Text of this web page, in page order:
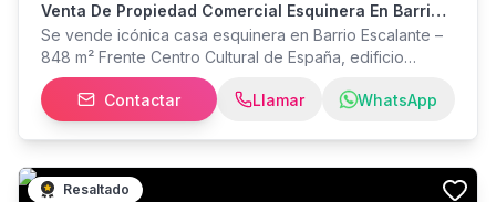
Venta De Propiedad Comercial Esquinera En Barrio
Escalante – 848 M² - Dos Frentes A Calle Pública
Se vende icónica casa esquinera en Barrio Escalante –
848 m² Frente Centro Cultural de España, edificio
DOMA. Propiedad comercial ubicada en el corazón de
Barrio Escalante, una de las zonas gastronómicas y
culturales más dinámicas de San José. El inmueble se
encuentra frente al Centro Cultural de España y a pocos
pasos del Parque Francia, rodeado de restaurantes,
cafés, galerías y comercios que han consolidado a
Contactar Llamar WhatsApp
Resaltado